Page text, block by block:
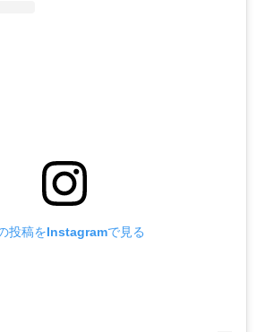
投稿をInstagramで見る